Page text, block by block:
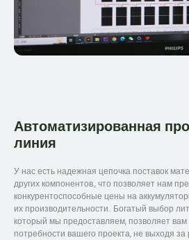
Автоматизированная
линия
У нас есть надежная цепочка поставок
других компонентов., что позволяет нам
конкурентоспособные цены на
их производительности.. Богатый выбор
который мы предоставляем, позволяет вам
потребности вашего проекта, не выходя